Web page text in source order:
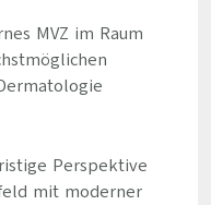
MVZ im Raum
Perspektive
mit moderner